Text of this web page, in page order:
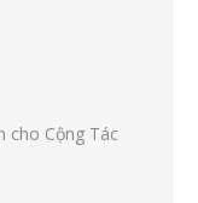
cho Cộng Tác